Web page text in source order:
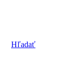
Hľadať